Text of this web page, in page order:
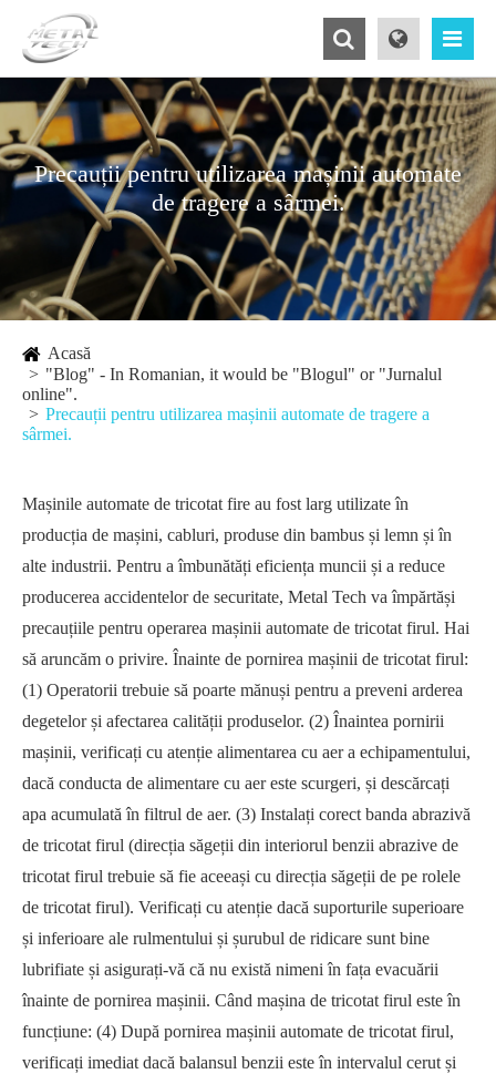
Precauții pentru utilizarea mașinii automate
de tragere a sârmei.
Acasă
"Blog" - In Romanian, it would be "Blogul" or "Jurnalul
online".
Precauții pentru utilizarea mașinii automate de tragere a
sârmei.
Mașinile automate de tricotat fire au fost larg utilizate în
producția de mașini, cabluri, produse din bambus și lemn și în
alte industrii. Pentru a îmbunătăți eficiența muncii și a reduce
producerea accidentelor de securitate, Metal Tech va împărtăși
precauțiile pentru operarea mașinii automate de tricotat firul. Hai
să aruncăm o privire. Înainte de pornirea mașinii de tricotat firul:
(1) Operatorii trebuie să poarte mănuși pentru a preveni arderea
degetelor și afectarea calității produselor. (2) Înaintea pornirii
mașinii, verificați cu atenție alimentarea cu aer a echipamentului,
dacă conducta de alimentare cu aer este scurgeri, și descărcați
apa acumulată în filtrul de aer. (3) Instalați corect banda abrazivă
de tricotat firul (direcția săgeții din interiorul benzii abrazive de
tricotat firul trebuie să fie aceeași cu direcția săgeții de pe rolele
de tricotat firul). Verificați cu atenție dacă suporturile superioare
și inferioare ale rulmentului și șurubul de ridicare sunt bine
lubrifiate și asigurați-vă că nu există nimeni în fața evacuării
înainte de pornirea mașinii. Când mașina de tricotat firul este în
funcțiune: (4) După pornirea mașinii automate de tricotat firul,
verificați imediat dacă balansul benzii este în intervalul cerut și